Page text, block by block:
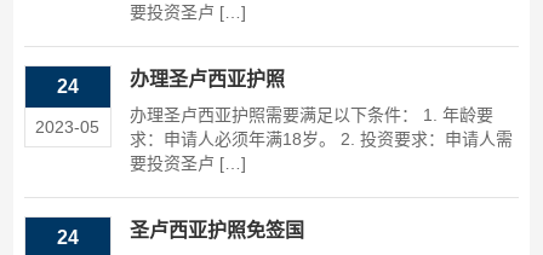
要投资圣卢 […]
24
2023-05
办理圣卢西亚护照
办理圣卢西亚护照需要满足以下条件： 1. 年龄要
求：申请人必须年满18岁。 2. 投资要求：申请人需
要投资圣卢 […]
24 圣卢西亚护照免签国